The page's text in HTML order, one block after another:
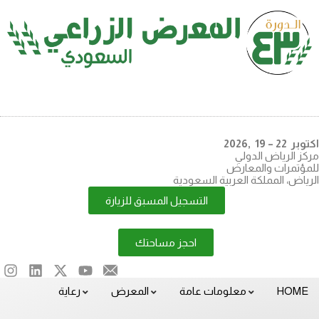
اكتوبر 22 – 19 ,2026
مركز الرياض الدولي
للمؤتمرات والمعارض
الرياض، المملكة العربية السعودية
التسجيل المسبق للزيارة
احجز مساحتك
HOME معلومات عامة المعرض رعاية